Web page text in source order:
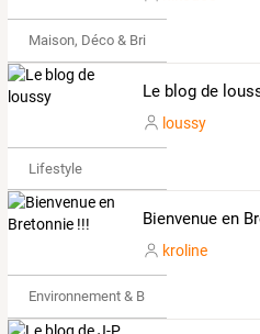
Maison, Déco & Bricolage
Le blog de
loussy
Lifestyle
kroline
Environnement & Bio